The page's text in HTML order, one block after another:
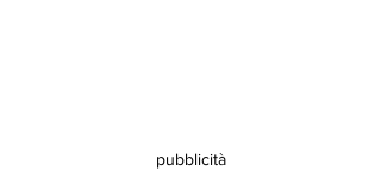
pubblicità